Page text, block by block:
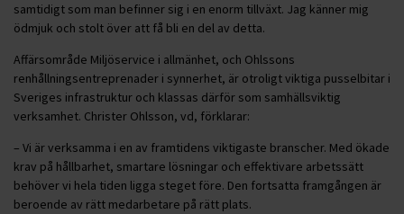
samtidigt som man befinner sig i en enorm tillväxt. Jag känner mig
ödmjuk och stolt över att få bli en del av detta.
Affärsområde Miljöservice i allmänhet, och Ohlssons
renhållningsentreprenader i synnerhet, är otroligt viktiga pusselbitar i
Sveriges infrastruktur och klassas därför som samhällsviktig
verksamhet. Christer Ohlsson, vd, förklarar:
– Vi är verksamma i en av framtidens viktigaste branscher. Med ökade
krav på hållbarhet, smartare lösningar och effektivare arbetssätt
behöver vi hela tiden ligga steget före. Den fortsatta framgången är
beroende av rätt medarbetare på rätt plats.